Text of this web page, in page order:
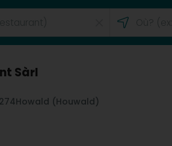
Sàrl
Howald (Houwald)